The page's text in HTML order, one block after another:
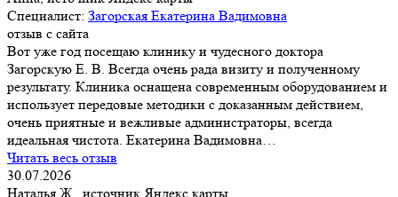
Специалист: Загорская Екатерина Вадимовна
отзыв с сайта
Вот уже год посещаю клинику и чудесного доктора
Загорскую Е. В. Всегда очень рада визиту и полученному
результату. Клиника оснащена современным оборудованием и
использует передовые методики с доказанным действием,
очень приятные и вежливые администраторы, всегда
идеальная чистота. Екатерина Вадимовна…
Читать весь отзыв
30.07.2026
Наталья Ж., источник Яндекс карты